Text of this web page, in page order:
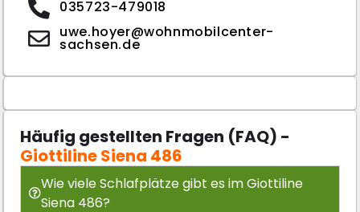
035723-479018
uwe.hoyer@wohnmobilcenter-
sachsen.de
Häufig gestellten Fragen (FAQ) -
Giottiline Siena 486
Wie viele Schlafplätze gibt es im Giottiline
Siena 486?